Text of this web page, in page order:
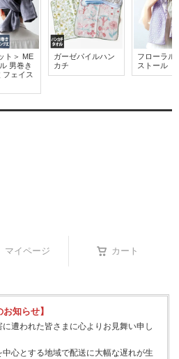
ト＞ ME
男巻き
フェイス
ガーゼパイルハン
カチ
フローラル
ストール
マイページ カート
知らせ】
遭われた皆さまに心よりお見舞い申し
心とする地域で配送に大幅な遅れが生